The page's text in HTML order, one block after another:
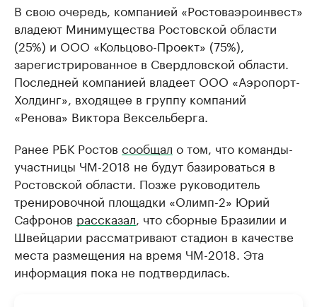
В свою очередь, компанией «Ростоваэроинвест»
владеют Минимущества Ростовской области
(25%) и ООО «Кольцово-Проект» (75%),
зарегистрированное в Свердловской области.
Последней компанией владеет ООО «Аэропорт-
Холдинг», входящее в группу компаний
«Ренова» Виктора Вексельберга.
Ранее РБК Ростов сообщал о том, что команды-
участницы ЧМ-2018 не будут базироваться в
Ростовской области. Позже руководитель
тренировочной площадки «Олимп-2» Юрий
Сафронов рассказал, что сборные Бразилии и
Швейцарии рассматривают стадион в качестве
места размещения на время ЧМ-2018. Эта
информация пока не подтвердилась.